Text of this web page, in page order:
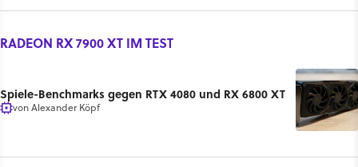
RADEON RX 7900 XT IM TEST
Spiele-Benchmarks gegen RTX 4080 und RX 6800 XT
vonAlexander Köpf